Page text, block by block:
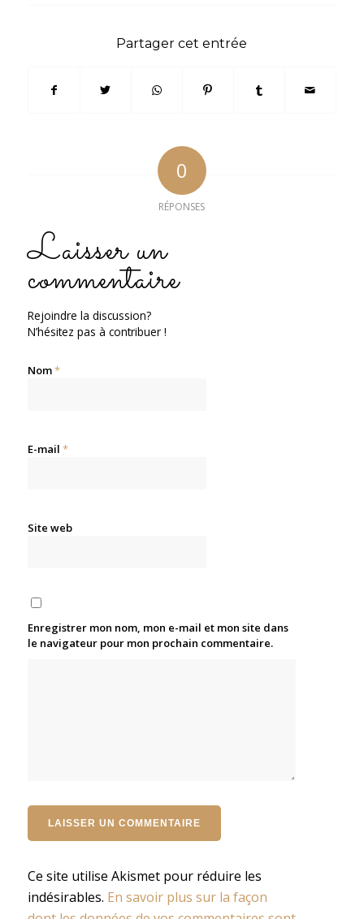
Partager cet entrée
0
RÉPONSES
Laisser un
commentaire
Rejoindre la discussion?
N’hésitez pas à contribuer !
Nom*
E-mail *
Site web
Enregistrer mon nom, mon e-mail et mon site dans
le navigateur pour mon prochain commentaire.
Ce site utilise Akismet pour réduire les
indésirables. En savoir plus sur la façon